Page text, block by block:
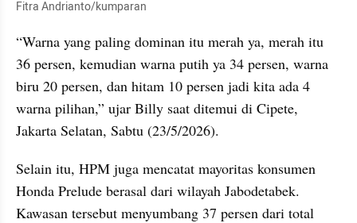
Fitra Andrianto/kumparan
“Warna yang paling dominan itu merah ya, merah itu
36 persen, kemudian warna putih ya 34 persen, warna
biru 20 persen, dan hitam 10 persen jadi kita ada 4
warna pilihan,” ujar Billy saat ditemui di Cipete,
Jakarta Selatan, Sabtu (23/5/2026).
Selain itu, HPM juga mencatat mayoritas konsumen
Honda Prelude berasal dari wilayah Jabodetabek.
Kawasan tersebut menyumbang 37 persen dari total